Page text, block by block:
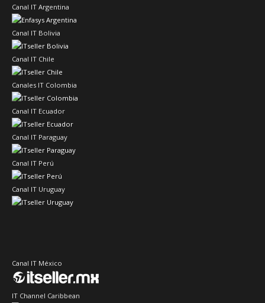
Canal IT Argentina
Canal IT Bolivia
Canal IT Chile
Canales IT Colombia
Canal IT Ecuador
Canal IT Paraguay
Canal IT Perú
Canal IT Uruguay
Canal IT México
IT Channel Caribbean